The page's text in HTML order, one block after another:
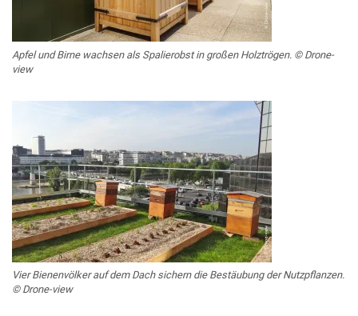
Apfel und Birne wachsen als Spalierobst in großen Holztrögen. © Drone-
view
Vier Bienenvölker auf dem Dach sichern die Bestäubung der Nutzpflanzen.
© Drone-view